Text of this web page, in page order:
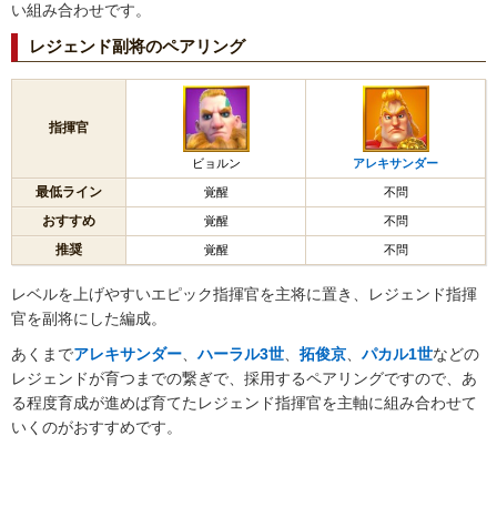
い組み合わせです。
レジェンド副将のペアリング
指揮官
ビョルン アレキサンダー
最低ライン 覚醒 不問
おすすめ 覚醒 不問
推奨 覚醒 不問
レベルを上げやすいエピック指揮官を主将に置き、レジェンド指揮
官を副将にした編成。
あくまでアレキサンダー 、ハーラル3世 拓俊京 パカル1世などの
レジェンドが育つまでの繋ぎで、採用するペアリングですので、あ
る程度育成が進めば育てたレジェンド指揮官を主軸に組み合わせて
いくのがおすすめです。